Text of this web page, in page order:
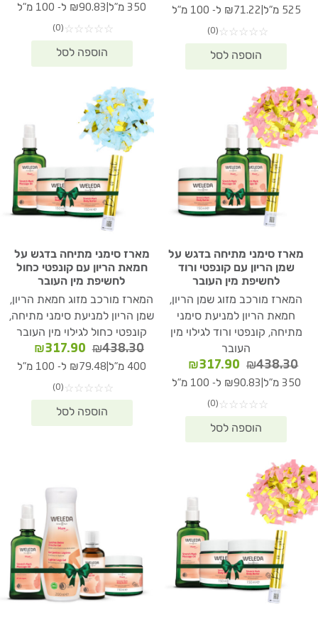
המקורי
₪532.00.
הנוכחי
525 מ"ל ₪71.22 ל- 100 מ"ל
☆
☆
☆
☆
☆
(0)
המקורי
₪438.30.
הנוכחי
350 מ"ל ₪90.83 ל- 100 מ"ל
☆
☆
☆
☆
☆
(0)
מארז סימני מתיחה בדגש על
שמן הריון עם קונפטי ורוד
לחשיפת מין העובר
המארז מורכב מזוג שמן הריון,
חמאת הריון למניעת סימני
מתיחה, קונפטי ורוד לגילוי מין
העובר
₪438.30
המחיר
המקורי
₪438.30.
₪317.90
המחיר
הנוכחי
350 מ"ל ₪90.83 ל- 100 מ"ל
☆
☆
☆
☆
☆
(0)
מארז סימני מתיחה בדגש על
חמאת הריון עם קונפטי כחול
לחשיפת מין העובר
המארז מורכב מזוג חמאת הריון,
שמן הריון למניעת סימני מתיחה,
קונפטי כחול לגילוי מין העובר
₪438.30
המחיר
המקורי
₪438.30.
₪317.90
הנוכחי
400 מ"ל ₪79.48 ל- 100 מ"ל
☆
☆
☆
☆
☆
(0)